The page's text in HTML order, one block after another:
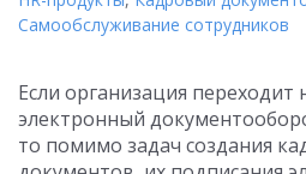
Самообслуживание сотрудников
Если организация переходит
электронный
то помимо задач создания